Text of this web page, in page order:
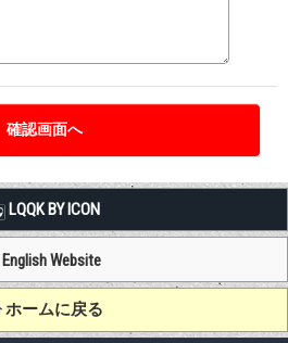
LQQK BY ICON
English Website
ホームに戻る